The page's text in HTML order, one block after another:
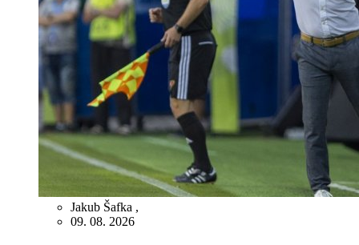
Jakub Šafka ,
09. 08. 2026